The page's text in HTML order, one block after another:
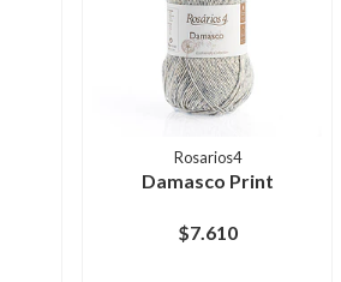
Rosarios4
Damasco Print
$7.610